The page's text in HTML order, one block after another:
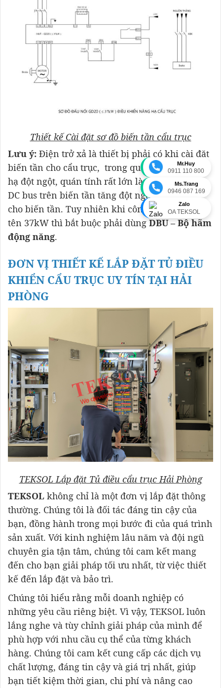
Mr.Huy
0911 110 800
Ms.Trang
0946 087 169
Zalo
OA TEKSOL
Thiết kế Cài đặt sơ đồ biến tần cẩu trục
Lưu ý: Điện trở xả là thiết bị phải có khi cài đặt
biến tần cho cẩu trục, trong quá trình tải nâng
hạ đột ngột, quán tính rất lớn làm cho điện áp
DC bus trên biến tần tăng đột ngột sẽ gây hại
cho biến tần. Tuy nhiên khi công suất biến tần
tên 37kW thì bắt buộc phải dùngDBU – Bộ hãm
động năng.
ĐƠN VỊ THIẾT KẾ LẮP ĐẶT TỦ ĐIỀU
KHIỂN CẨU TRỤC UY TÍN TẠI HẢI
PHÒNG
TEKSOL Lắp đặt Tủ điều cẩu trục Hải Phòng
TEKSOL không chỉ là một đơn vị lắp đặt thông
thường. Chúng tôi là đối tác đáng tin cậy của
bạn, đồng hành trong mọi bước đi của quá trình
sản xuất. Với kinh nghiệm lâu năm và đội ngũ
chuyên gia tận tâm, chúng tôi cam kết mang
đến cho bạn giải pháp tối ưu nhất, từ việc thiết
kế đến lắp đặt và bảo trì.
Chúng tôi hiểu rằng mỗi doanh nghiệp có
những yêu cầu riêng biệt. Vì vậy, TEKSOL luôn
lắng nghe và tùy chỉnh giải pháp của mình để
phù hợp với nhu cầu cụ thể của từng khách
hàng. Chúng tôi cam kết cung cấp các dịch vụ
chất lượng, đáng tin cậy và giá trị nhất, giúp
bạn tiết kiệm thời gian, chi phí và nâng cao